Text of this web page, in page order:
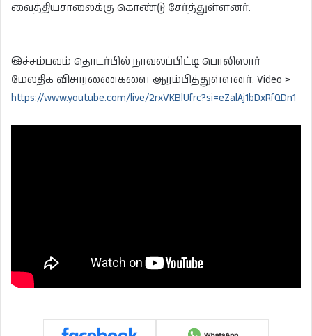
வைத்தியசாலைக்கு கொண்டு சேர்த்துள்ளனர்.
இச்சம்பவம் தொடர்பில் நாவலப்பிட்டி பொலிஸார்
மேலதிக விசாரணைகளை ஆரம்பித்துள்ளனர். Video >
https://www.youtube.com/live/2rxVKBlUfrc?si=eZalAj1bDxRfQDn1